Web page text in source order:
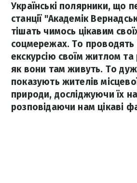
Українські полярники, що
станції "Академік
тішать чимось цікавим
соцмережах. То проводять
екскурсію своїм житлом та
як вони там живуть. То
показують жителів
природи, досліджуючи їх на
розповідаючи нам цікаві